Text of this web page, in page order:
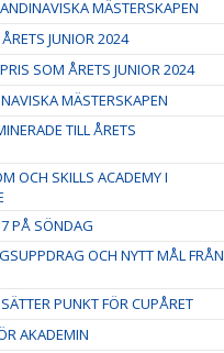
MÄSTERSKAPEN
JUNIOR 2024
SOM ÅRETS JUNIOR 2024
MÄSTERSKAPEN
TILL ÅRETS
OCH SKILLS ACADEMY I
PÅ SÖNDAG
OCH NYTT MÅL FRÅN
PUNKT FÖR CUPÅRET
AKADEMIN